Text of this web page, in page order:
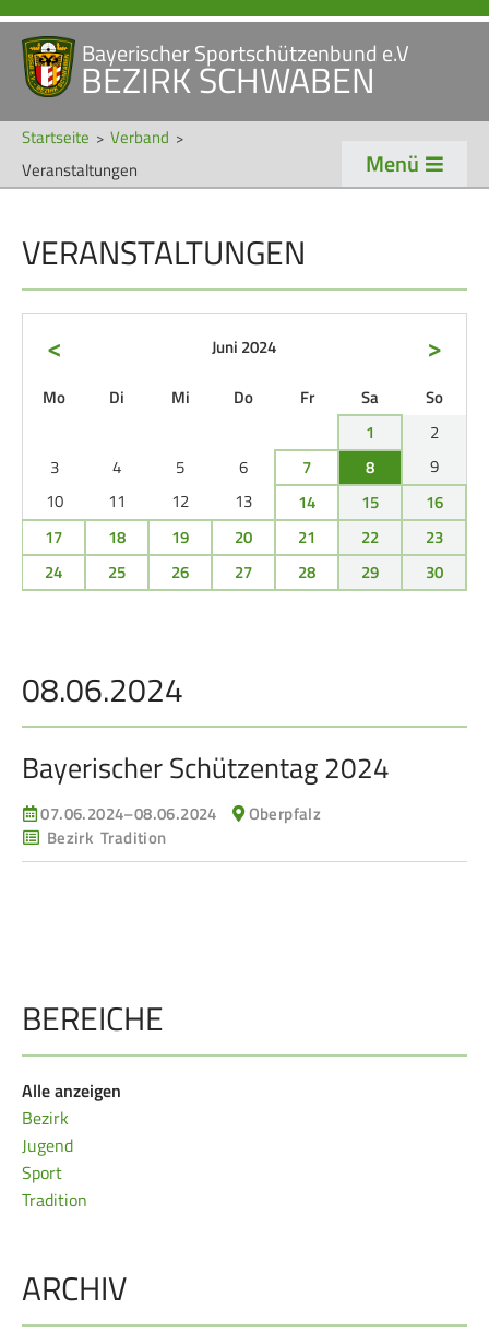
Bayerischer Sportschützenbund e.V
BEZIRK SCHWABEN
Startseite
Verband
Veranstaltungen
Menü
VERANSTALTUNGEN
< Juni 2024 >
Montag Di MittwochDonnerstag
Freitag Samstag Sonntag
1
2
3
4 5 6 7 8
9
10
11 12 13 14 15
16
17
18 19 20 21 22
23
24
25 26 27 28 29 30
08.06.2024
Bayerischer Schützentag 2024
07.06.2024–08.06.2024
Oberpfalz
Bezirk Tradition
BEREICHE
Alle anzeigen
Bezirk
Jugend
Sport
Tradition
ARCHIV
Navigation
überspringen
STARTSEITE
VERANSTALTUNGEN
NEWS
Navigation
Veranstaltungen
Bezirk Schwaben
Präsidium
Ehrungen
Service
Schützentradition
Bezirksschützen­tag
Böllerschützen
Schützen­­museum
SPORT
Bogen
Senioren-Auflage
Kader
RWK
JUGEND
Lichtgewehre
Frauen Ü40
Navigation
überspringen
Datenschutz